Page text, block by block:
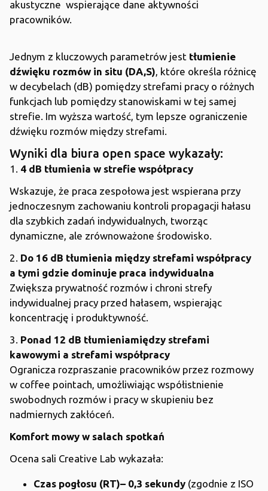
akustyczne wspierające dane aktywności
pracowników.
Jednym z kluczowych parametrów jest tłumienie
dźwięku rozmów in situ (DA,S), które określa różnicę
w decybelach (dB) pomiędzy strefami pracy o różnych
funkcjach lub pomiędzy stanowiskami w tej samej
strefie. Im wyższa wartość, tym lepsze ograniczenie
dźwięku rozmów między strefami.
Wyniki dla biura open space wykazały:
1. 4 dB tłumienia w strefie współpracy
Wskazuje, że praca zespołowa jest wspierana przy
jednoczesnym zachowaniu kontroli propagacji hałasu
dla szybkich zadań indywidualnych, tworząc
dynamiczne, ale zrównoważone środowisko.
2. Do 16 dB tłumienia między strefami współpracy
a tymi gdzie dominuje praca indywidualna
Zwiększa prywatność rozmów i chroni strefy
indywidualnej pracy przed hałasem, wspierając
koncentrację i produktywność.
3. Ponad 12 dB tłumieniamiędzy strefami
kawowymi a strefami współpracy
Ogranicza rozpraszanie pracowników przez rozmowy
w coffee pointach, umożliwiając współistnienie
swobodnych rozmów i pracy w skupieniu bez
nadmiernych zakłóceń.
Komfort mowy w salach spotkań
Ocena sali Creative Lab wykazała:
Czas pogłosu (RT)– 0,3 sekundy (zgodnie z ISO